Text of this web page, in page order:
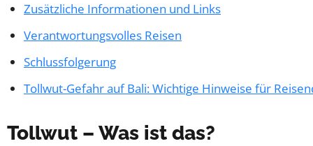
Zusätzliche Informationen und Links
Verantwortungsvolles Reisen
Schlussfolgerung
Tollwut-Gefahr auf Bali: Wichtige Hinweise für
Tollwut – Was ist das?